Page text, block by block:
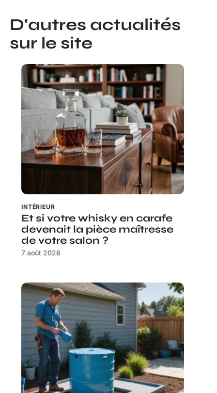
D'autres actualités
sur le site
INTÉRIEUR
Et si votre whisky en carafe
devenait la pièce maîtresse
de votre salon ?
7 août 2026